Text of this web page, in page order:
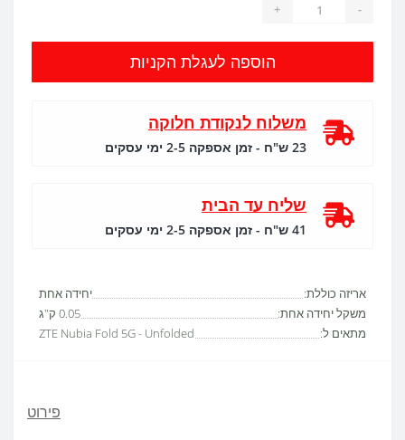
אריזה כוללת:
יחידה אחת
משקל יחידה אחת:
0.05 ק"ג
מתאים ל:
ZTE Nubia Fold 5G - Unfolded
-
+
הוספה לעגלת הקניות
משלוח לנקודת חלוקה
23 ש"ח - זמן אספקה 2-5 ימי עסקים
שליח עד הבית
41 ש"ח - זמן אספקה 2-5 ימי עסקים
פירוט